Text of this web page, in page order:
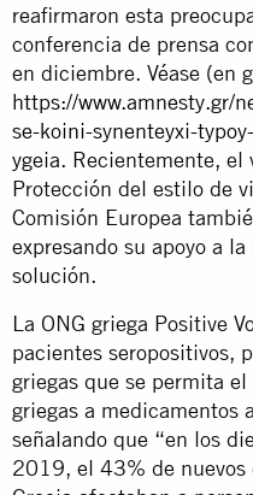
reafirmaron esta
conferencia de prensa
en diciembre. Véase (en
https://www.amnesty.gr/
se-koini-synenteyxi-
ygeia. Recientemente, el
Protección del estilo de
Comisión Europea
expresando su apoyo a
solución.
La ONG griega Positive
pacientes seropositivos,
griegas que se permita
griegas a medicamentos
señalando que “en los
2019, el 43% de nuevos